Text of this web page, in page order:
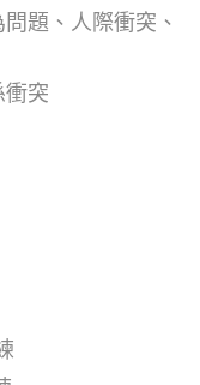
題、人際衝突、
突